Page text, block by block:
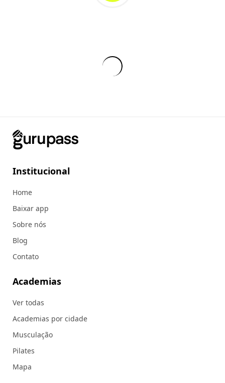
Institucional
Home
Baixar app
Sobre nós
Blog
Contato
Academias
Ver todas
Academias por cidade
Musculação
Pilates
Mapa